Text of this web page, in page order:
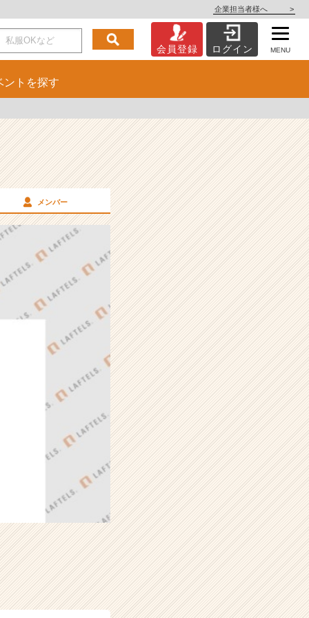
企業担当者様へ >
会員登録 ログイン MENU
ント を探す
メンバー